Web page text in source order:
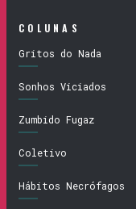
COLUNAS
Gritos do Nada
Sonhos Viciados
Zumbido Fugaz
Coletivo
Hábitos Necrófagos